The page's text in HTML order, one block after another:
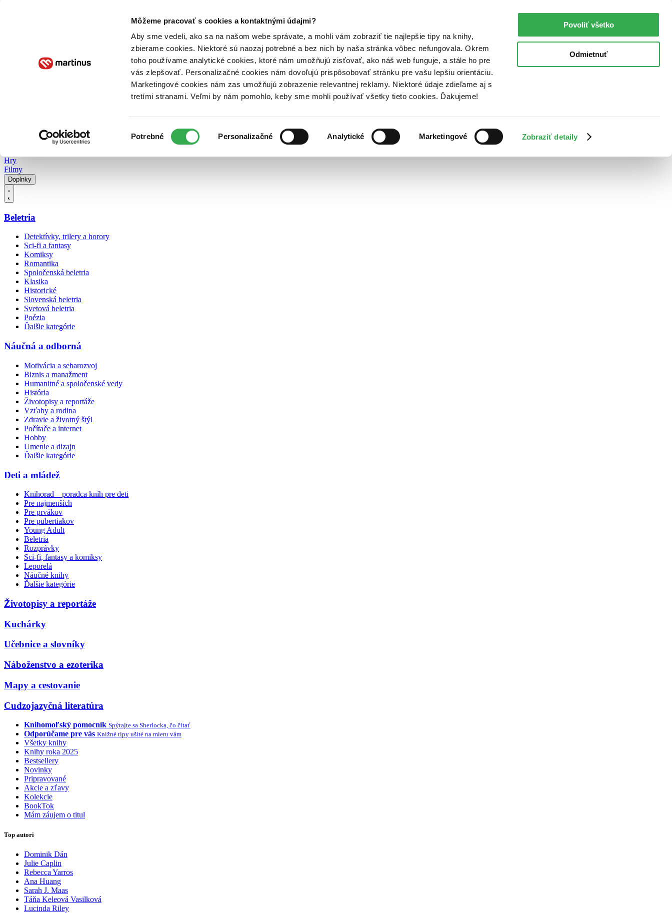
Môžeme pracovať s cookies a kontaktnými údajmi?
Aby sme vedeli, ako sa na našom webe správate, a mohli vám zobraziť tie najlepšie tipy na knihy,
zbierame cookies. Niektoré sú naozaj potrebné a bez nich by naša stránka vôbec nefungovala. Okrem
toho používame analytické cookies, ktoré nám umožňujú zisťovať, ako náš web funguje, a stále ho pre
vás zlepšovať. Personalizačné cookies nám dovoľujú prispôsobovať stránku pre vašu lepšiu orientáciu.
Marketingové cookies nám zas umožňujú zobrazenie relevantnej reklamy. Niektoré údaje zdieľame aj s
tretími stranami. Veľmi by nám pomohlo, keby sme mohli používať všetky tieto cookies. Ďakujeme!
súhlasu
Potrebné Personalizačné Analytické Marketingové Zobraziť detaily
Povoliť všetko
Odmietnuť
Poukážky Kontakt
Hry
Filmy
Doplnky
Beletria
Detektívky, trilery a horory
Sci-fi a fantasy
Komiksy
Romantika
Spoločenská beletria
Klasika
Historické
Slovenská beletria
Svetová beletria
Poézia
Ďalšie kategórie
Náučná a odborná
Motivácia a sebarozvoj
Biznis a manažment
Humanitné a spoločenské vedy
História
Životopisy a reportáže
Vzťahy a rodina
Zdravie a životný štýl
Počítače a internet
Hobby
Umenie a dizajn
Ďalšie kategórie
Deti a mládež
Knihorad – poradca kníh pre deti
Pre najmenších
Pre prvákov
Pre pubertiakov
Young Adult
Beletria
Rozprávky
Sci-fi, fantasy a komiksy
Leporelá
Náučné knihy
Ďalšie kategórie
Životopisy a reportáže
Kuchárky
Učebnice a slovníky
Náboženstvo a ezoterika
Mapy a cestovanie
Cudzojazyčná literatúra
Knihomoľský pomocník Spýtajte sa Sherlocka, čo čítať
Odporúčame pre vás Knižné tipy ušité na mieru vám
Všetky knihy
Knihy roka 2025
Bestsellery
Novinky
Pripravované
Akcie a zľavy
Kolekcie
BookTok
Mám záujem o titul
Top autori
Dominik Dán
Julie Caplin
Rebecca Yarros
Ana Huang
Sarah J. Maas
Táňa Keleová Vasilková
Lucinda Riley